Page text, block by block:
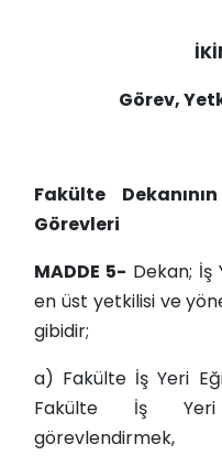
Görev,
Fakülte
Görevleri
MADDE 5- Dekan; İş
en üst yetkilisi ve
gibidir;
a) Fakülte İş Yeri
Fakülte İş Yeri
görevlendirmek,